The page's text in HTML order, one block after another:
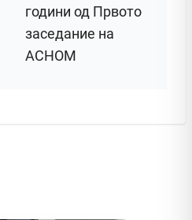
години од Првото
заседание на
АСНОМ